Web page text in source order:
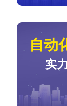
自动
实